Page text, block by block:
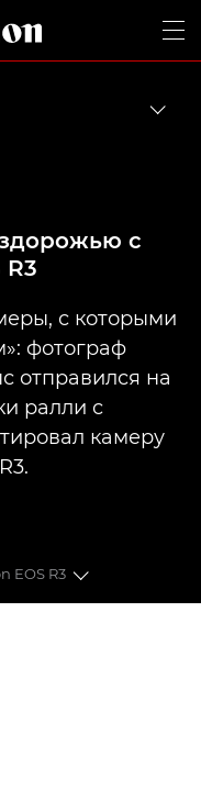
Canon Logo, back
с
R3
с которыми
фотограф
отправился на
ралли с
камеру
EOS R3
глаза